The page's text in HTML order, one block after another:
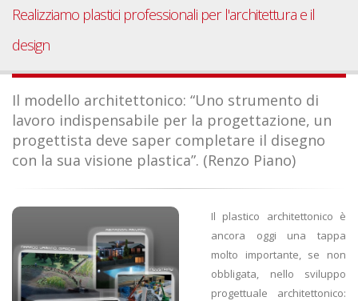
Realizziamo plastici professionali per l'architettura e il
design
Il modello architettonico: “Uno strumento di
lavoro indispensabile per la progettazione, un
progettista deve saper completare il disegno
con la sua visione plastica”. (Renzo Piano)
Il plastico architettonico è
ancora oggi una tappa
molto importante, se non
obbligata, nello sviluppo
progettuale architettonico: